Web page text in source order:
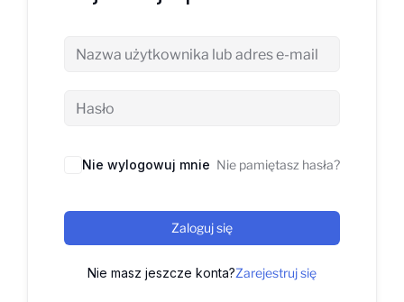
Nie wylogowuj mnie Nie pamiętasz hasła?
Zaloguj się
Nie masz jeszcze konta?Zarejestruj się